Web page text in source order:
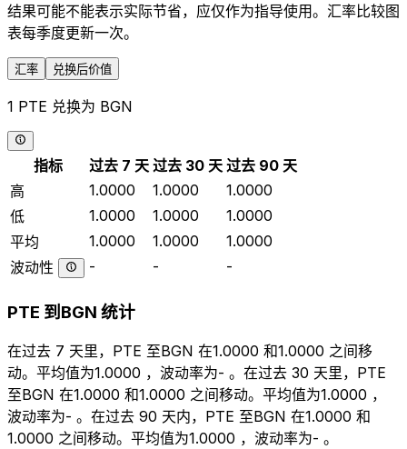
结果可能不能表示实际节省，应仅作为指导使用。汇率比较图
表每季度更新一次。
汇率 兑换后价值
1 PTE 兑换为 BGN
指标 过去 7 天 过去 30 天 过去 90 天
高
1.0000 1.0000
1.0000
低
1.0000 1.0000
1.0000
平均
1.0000 1.0000
1.0000
波动性
- - -
PTE 到BGN 统计
在过去 7 天里，PTE 至BGN 在1.0000 和1.0000 之间移
动。平均值为1.0000 ，波动率为- 。在过去 30 天里，PTE
至BGN 在1.0000 和1.0000 之间移动。平均值为1.0000 ，
波动率为- 。在过去 90 天内，PTE 至BGN 在1.0000 和
1.0000 之间移动。平均值为1.0000 ，波动率为- 。